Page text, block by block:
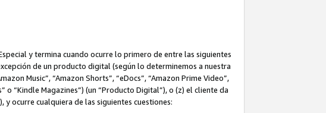
y termina cuando ocurre lo primero de entre las siguientes
de un producto digital (según lo determinemos a nuestra
Music”, “Amazon Shorts”, “eDocs”, “Amazon Prime Video”,
o “Kindle Magazines”) (un “Producto Digital”), o (z) el cliente da
y ocurre cualquiera de las siguientes cuestiones: